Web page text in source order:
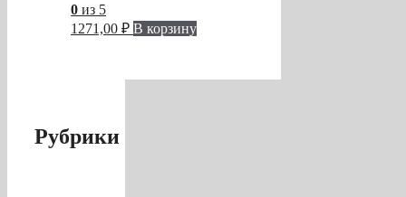
0 из 5
1271,00 ₽ В корзину
Рубрики